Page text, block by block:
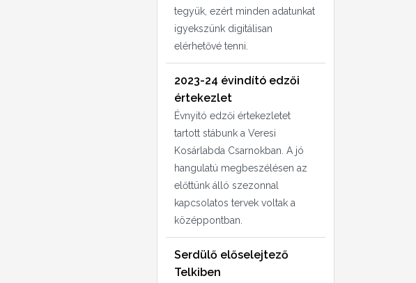
tegyük, ezért minden adatunkat
igyekszünk digitálisan
elérhetővé tenni.
2023-24 évindító edzői
értekezlet
Évnyitó edzői értekezletet
tartott stábunk a Veresi
Kosárlabda Csarnokban. A jó
hangulatú megbeszélésen az
előttünk álló szezonnal
kapcsolatos tervek voltak a
középpontban.
Serdülő előselejtező
Telkiben